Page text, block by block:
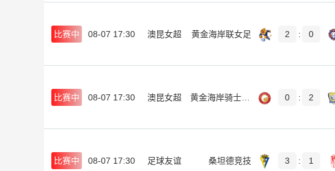
比赛中 08-07 17:30 澳昆女超 黄金海岸联女足 2 : 0
比赛中 08-07 17:30 澳昆女超 0 : 2
比赛中 08-07 17:30
足球友谊
桑坦德竞技 3 : 1